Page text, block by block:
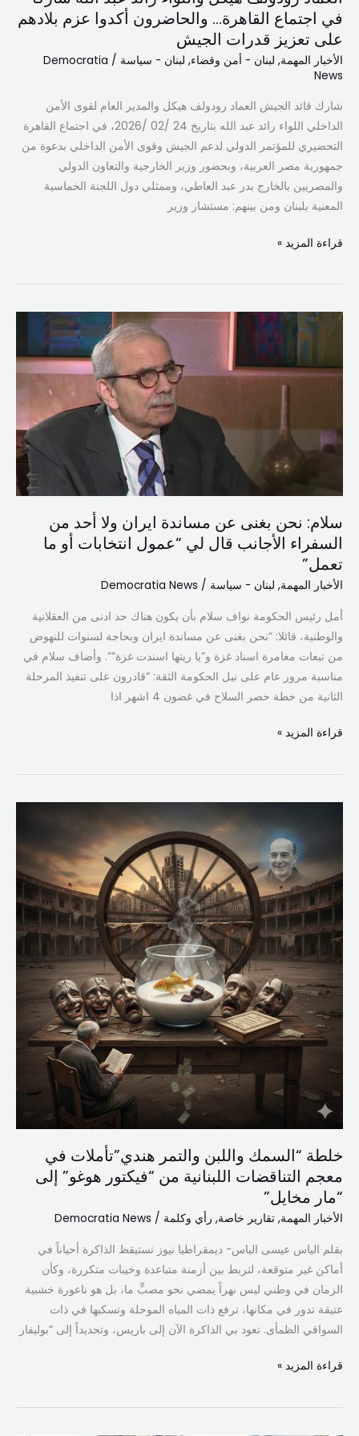
في اجتماع القاهرة… والحاضرون أكدوا عزم بلادهم
على تعزيز قدرات الجيش
الأخبار المهمة, لبنان - أمن وقضاء, لبنان - سياسة /
Democratia
News
شارك قائد الجيش العماد رودولف هيكل والمدير العام لقوى الأمن
الداخلي اللواء رائد عبد الله بتاريخ 24 /02 /2026، في اجتماع القاهرة
التحضيري للمؤتمر الدولي لدعم الجيش وقوى الأمن الداخلي بدعوة من
جمهورية مصر العربية، وبحضور وزير الخارجية والتعاون الدولي
والمصريين بالخارج بدر عبد العاطي، وممثلي دول اللجنة الخماسية
المعنية بلبنان ومن بينهم: مستشار وزير
والحاضرون
أكدوا
عزم
بلادهم
تعزيز
الجيش
قراءة المزيد »
سلام: نحن بغنى عن مساندة ايران ولا أحد من
السفراء الأجانب قال لي “عمول انتخابات أو ما
تعمل”
الأخبار المهمة, لبنان - سياسة /
Democratia News
أمل رئيس الحكومة نواف سلام بأن يكون هناك حد ادنى من العقلانية
والوطنية، قائلا: “نحن بغنى عن مساندة ايران وبحاجة لسنوات للنهوض
من تبعات مغامرة اسناد غزة و”يا ريتها اسندت غزة””. وأضاف سلام في
مناسبة مرور عام على نيل الحكومة الثقة: “قادرون على تنفيذ المرحلة
الثانية من خطة حصر السلاح في غضون 4 اشهر اذا
سلام:
عن
ولا
الأجانب
قال
لي
“عمول
أو
ما
تعمل”
قراءة المزيد »
خلطة “السمك واللبن والتمر هندي”تأملات في
معجم التناقضات اللبنانية من “فيكتور هوغو” إلى
“مار مخايل”
الأخبار المهمة, تقارير خاصة, رأي وكلمة /
Democratia News
بقلم الياس عيسى الياس- ديمقراطيا نيوز ​تستيقظ الذاكرة أحياناً في
أماكن غير متوقعة، لتربط بين أزمنة متباعدة وخيبات متكررة، وكأن
الزمان في وطني ليس نهراً يمضي نحو مصبٍّ ما، بل هو ناعورة خشبية
عتيقة تدور في مكانها، ترفع ذات المياه الموحلة وتسكبها في ذات
السواقي الظمأى. تعود بي الذاكرة الآن إلى باريس، وتحديداً إلى “بوليفار
والتمر
هندي”تأملات
في
معجم
التناقضات
اللبنانية
من
“فيكتور
هوغو”
“مار
مخايل”
قراءة المزيد »